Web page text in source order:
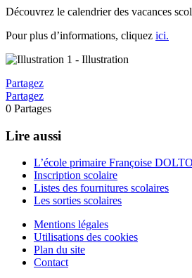
Découvrez le calendrier des vacances
Pour plus d’informations, cliquez ici.
Partagez
Partagez
0 Partages
Lire aussi
L’école primaire Françoise DOLTO
Inscription scolaire
Listes des fournitures scolaires
Les sorties scolaires
Mentions légales
Utilisations des cookies
Plan du site
Contact